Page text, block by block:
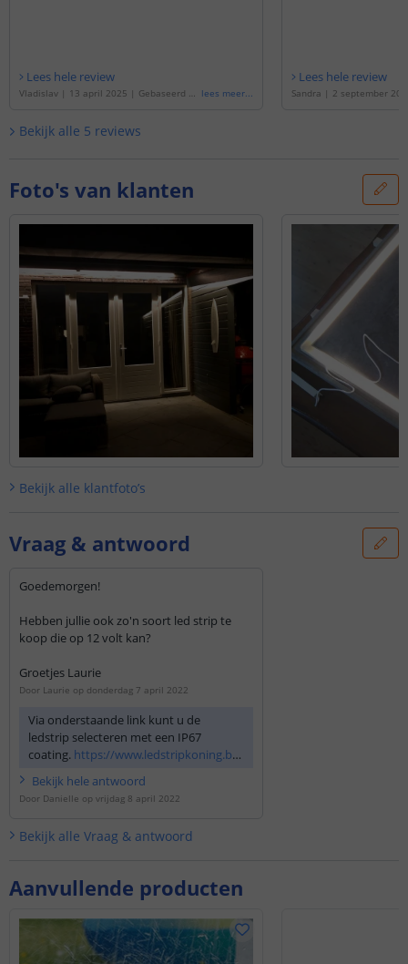
Aanvullende producten
Lees hele review
Vladislav | 13 april 2025 | Gebaseerd op lees meer...
Lees hele review
Sandra | 2 september
Bekijk alle 5 reviews
Foto's van klanten
Bekijk alle klantfoto’s
Vraag & antwoord
Goedemorgen!
Hebben jullie ook zo'n soort led strip te
koop die op 12 volt kan?
Groetjes Laurie
Door Laurie op donderdag 7 april 2022
Via onderstaande link kunt u de
ledstrip selecteren met een IP67
coating. https://www.ledstripkoning.be/
Bekijk hele antwoord
Door Danielle op vrijdag 8 april 2022
Bekijk alle Vraag & antwoord